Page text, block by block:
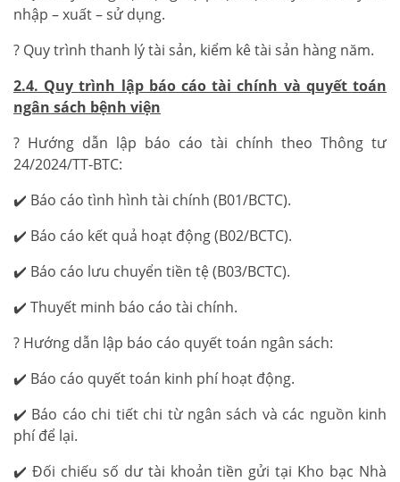
nhập – xuất – sử dụng.
? Quy trình thanh lý tài sản, kiểm kê tài sản hàng năm.
2.4. Quy trình lập báo cáo tài chính và quyết toán
ngân sách bệnh viện
? Hướng dẫn lập báo cáo tài chính theo Thông tư
24/2024/TT-BTC:
✔️ Báo cáo tình hình tài chính (B01/BCTC).
✔️ Báo cáo kết quả hoạt động (B02/BCTC).
✔️ Báo cáo lưu chuyển tiền tệ (B03/BCTC).
✔️ Thuyết minh báo cáo tài chính.
? Hướng dẫn lập báo cáo quyết toán ngân sách:
✔️ Báo cáo quyết toán kinh phí hoạt động.
✔️ Báo cáo chi tiết chi từ ngân sách và các nguồn kinh
phí để lại.
✔️ Đối chiếu số dư tài khoản tiền gửi tại Kho bạc Nhà